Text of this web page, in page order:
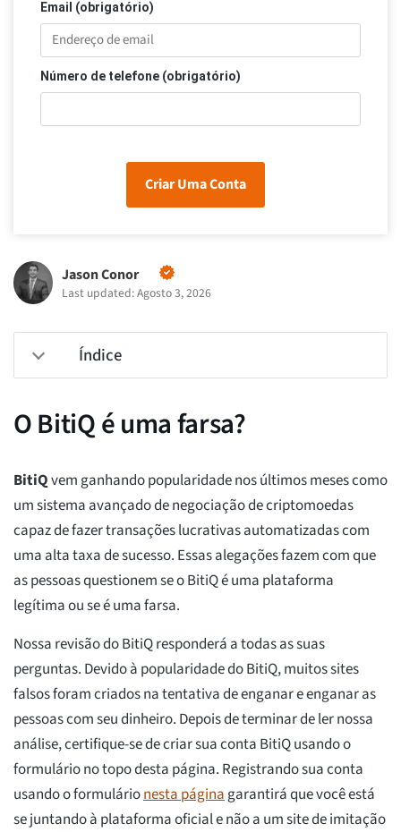
Email (obrigatório)
Número de telefone (obrigatório)
Criar Uma Conta
Jason Conor
Last updated: Agosto 3, 2026
Índice
O BitiQ é uma farsa?
BitiQvem ganhando popularidade nos últimos meses como
um sistema avançado de negociação de criptomoedas
capaz de fazer transações lucrativas automatizadas com
uma alta taxa de sucesso. Essas alegações fazem com que
as pessoas questionem se o BitiQ é uma plataforma
legítima ou se é uma farsa.
Nossa revisão do BitiQ responderá a todas as suas
perguntas. Devido à popularidade do BitiQ, muitos sites
falsos foram criados na tentativa de enganar e enganar as
pessoas com seu dinheiro. Depois de terminar de ler nossa
análise, certifique-se de criar sua conta BitiQ usando o
formulário no topo desta página. Registrando sua conta
usando o formulárionesta páginagarantirá que você está
se juntando à plataforma oficial e não a um site de imitação